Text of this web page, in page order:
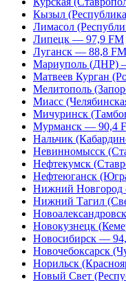
Кызыл
Лимасол
Липецк — 97,9 FM
Луганск — 88,8 FM
Мариуполь (ДНР)
Матвеев Курган
Мелитополь
Миасс
Мичуринск
Мурманск — 90,4
Нальчик
Невинномысск
Нефтекумск
Нефтеюганск
Нижний
Нижний Тагил
Новокузнецк
Новосибирск —
Новочебоксарск
Норильск
Новый Свет